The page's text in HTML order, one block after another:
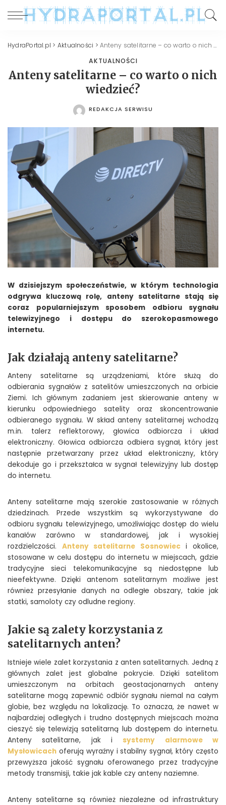
HydraPortal.pl > Aktualności >Anteny satelitarne – co warto o nich wiedzieć?
AKTUALNOŚCI
Anteny satelitarne – co warto o nich
wiedzieć?
POSTED
REDAKCJA SERWISU
W dzisiejszym społeczeństwie, w którym technologia
odgrywa kluczową rolę, anteny satelitarne stają się
coraz popularniejszym sposobem odbioru sygnału
telewizyjnego i dostępu do szerokopasmowego
internetu.
Jak działają anteny satelitarne?
Anteny satelitarne są urządzeniami, które służą do
odbierania sygnałów z satelitów umieszczonych na orbicie
Ziemi. Ich głównym zadaniem jest skierowanie anteny w
kierunku odpowiedniego satelity oraz skoncentrowanie
odbieranego sygnału. W skład anteny satelitarnej wchodzą
m.in. talerz reflektorowy, głowica odbiorcza i układ
elektroniczny. Głowica odbiorcza odbiera sygnał, który jest
następnie przetwarzany przez układ elektroniczny, który
dekoduje go i przekształca w sygnał telewizyjny lub dostęp
do internetu.
Anteny satelitarne mają szerokie zastosowanie w różnych
dziedzinach. Przede wszystkim są wykorzystywane do
odbioru sygnału telewizyjnego, umożliwiając dostęp do wielu
kanałów zarówno w standardowej, jak i wysokiej
rozdzielczości. Anteny satelitarne Sosnowieci okolice,
stosowane w celu dostępu do internetu w miejscach, gdzie
tradycyjne sieci telekomunikacyjne są niedostępne lub
nieefektywne. Dzięki antenom satelitarnym możliwe jest
również przesyłanie danych na odległe obszary, takie jak
statki, samoloty czy odludne regiony.
Jakie są zalety korzystania z
satelitarnych anten?
Istnieje wiele zalet korzystania z anten satelitarnych. Jedną z
głównych zalet jest globalne pokrycie. Dzięki satelitom
umieszczonym na orbitach geostacjonarnych anteny
satelitarne mogą zapewnić odbiór sygnału niemal na całym
globie, bez względu na lokalizację. To oznacza, że nawet w
najbardziej odległych i trudno dostępnych miejscach można
cieszyć się telewizją satelitarną lub dostępem do internetu.
Anteny satelitarne, jak i systemy alarmowe w
Mysłowicach oferują wyraźny i stabilny sygnał, który często
przewyższa jakość sygnału oferowanego przez tradycyjne
metody transmisji, takie jak kable czy anteny naziemne.
Anteny satelitarne są również niezależne od infrastruktury